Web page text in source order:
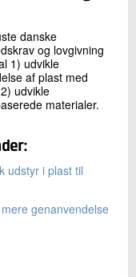
danske
og lovgivning
1) udvikle
af plast med
udvikle
materialer.
udstyr i plast til
genanvendelse